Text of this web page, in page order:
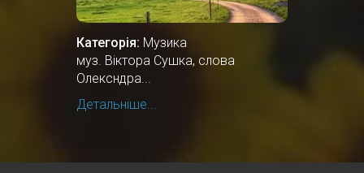
Категорія: Музика
муз. Віктора Сушка, слова
Олексндра...
Детальніше...